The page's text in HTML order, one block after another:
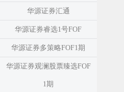
华源证券汇通
华源证券睿选1号FOF
华源证券多策略FOF1期
华源证券观澜股票臻选FOF
1期